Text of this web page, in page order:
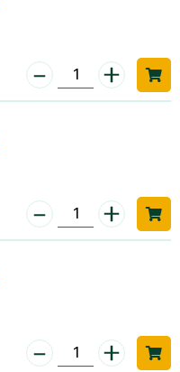
- +
- +
- +